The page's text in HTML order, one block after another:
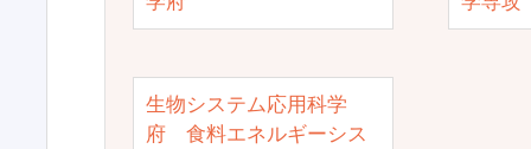
生物システム応用科学
府 食料エネルギーシス